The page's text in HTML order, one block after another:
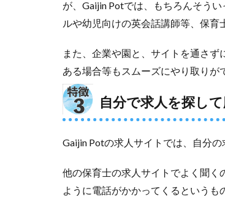
活か
せる
士求
探し
てい
る人
4.2
で日
帰国
後の
が、Gaijin Potでは、もちろんそう
ルや幼児向けの英会話講師等、保育
また、企業や園と、サイトを通さ
ある場合等もスムーズにやり取りが
自分で求人を探し
Gaijin Potの求人サイトでは、自分
他の保育士の求人サイトでよく聞
ように電話がかかってくるというも